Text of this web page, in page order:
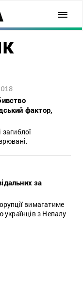
фактор,
за
вимагатиме
українців з Непалу